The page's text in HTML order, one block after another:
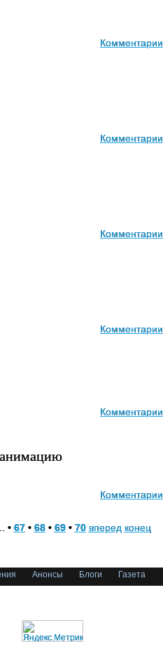
Комментарии
Комментарии
Комментарии
Комментарии
Комментарии
Комментарии
• 67• 68• 69• 70 вперед конец
Анонсы Блоги Газета